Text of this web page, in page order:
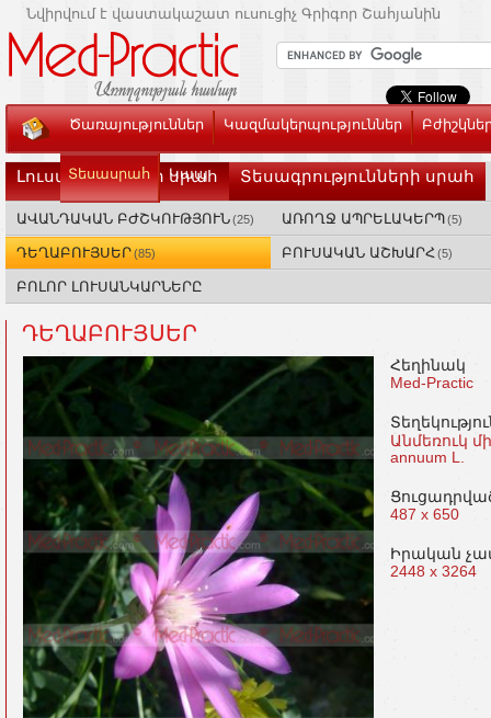
Նվիրվում է վաստակաշատ ուսուցիչ Գրիգոր Շահյանին
Ծառայություններ Կազմակերպություններ
Տեսասրահ Կապ
Լուսանկարների սրահ Տեսագրությունների սրահ
ԱՎԱՆԴԱԿԱՆ ԲԺՇԿՈՒԹՅՈՒՆ(25) ԱՌՈՂՋ ԱՊՐԵԼԱԿԵՐՊ(5)
ԴԵՂԱԲՈՒՅՍԵՐ(85) ԲՈՒՍԱԿԱՆ ԱՇԽԱՐՀ(5)
ԲՈԼՈՐ ԼՈՒՍԱՆԿԱՐՆԵՐԸ
ԴԵՂԱԲՈՒՅՍԵՐ
Հեղինակ
Med-Practic
Անմեռուկ
аnnuum L.
487 x 650
Իրական
2448 x 3264